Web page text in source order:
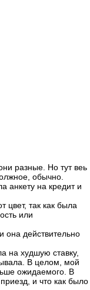
разные. Но тут веь
обычно.
анкету на кредит и
цвет, так как была
или
она действительно
на худшую ставку,
В целом, мой
ожидаемого. В
и что как было